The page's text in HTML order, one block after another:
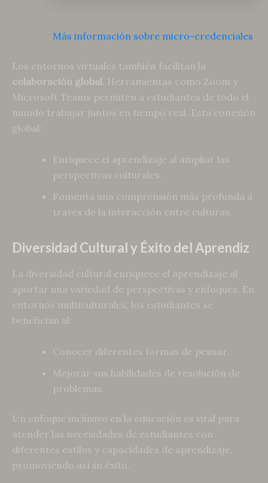
Más información sobre micro-credenciales.
Los entornos virtuales también facilitan la
colaboración global. Herramientas como Zoom y
Microsoft Teams permiten a estudiantes de todo el
mundo trabajar juntos en tiempo real. Esta conexión
global:
Enriquece el aprendizaje al ampliar las
perspectivas culturales.
Fomenta una comprensión más profunda a
través de la interacción entre culturas.
Diversidad Cultural y Éxito del Aprendiz
La diversidad cultural enriquece el aprendizaje al
aportar una variedad de perspectivas y enfoques. En
entornos multiculturales, los estudiantes se
benefician al:
Conocer diferentes formas de pensar.
Mejorar sus habilidades de resolución de
problemas.
Un enfoque inclusivo en la educación es vital para
atender las necesidades de estudiantes con
diferentes estilos y capacidades de aprendizaje,
promoviendo así su éxito.